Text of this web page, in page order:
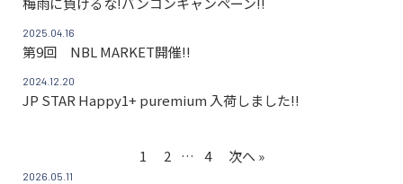
2025.04.16
第9回 NBL MARKET開催!!
2024.12.20
JP STAR Happy1+ puremium 入荷しました!!
1 2 … 4 次へ »
2026.05.11